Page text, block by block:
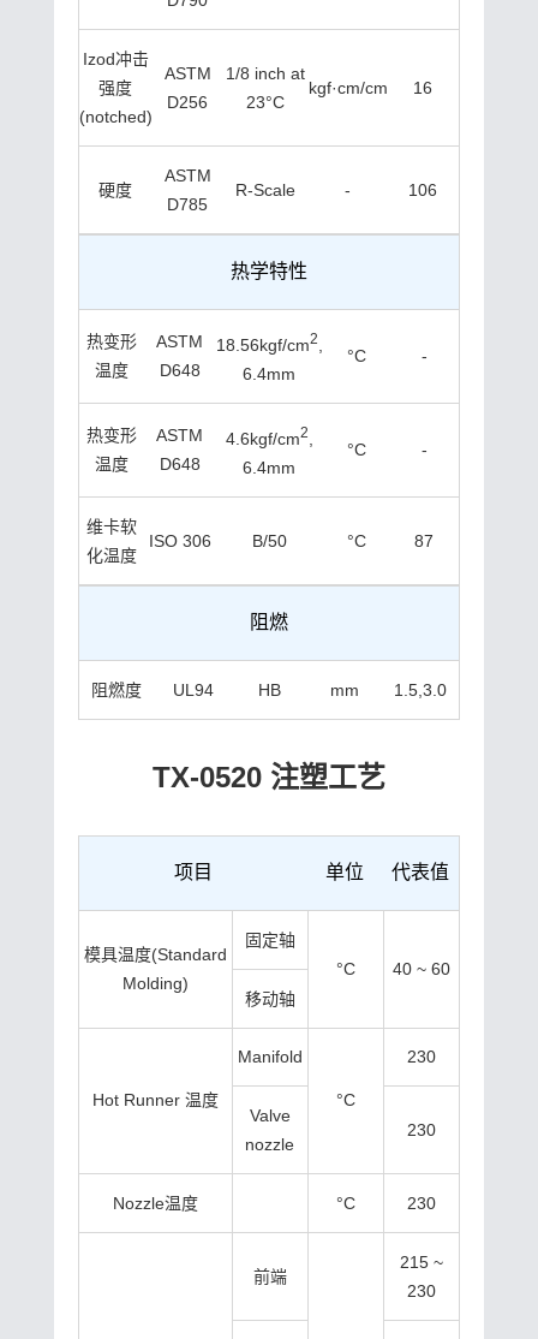
Izod冲击
强度
(notched)
ASTM
D256
1/8 inch at
23°C
kgf·cm/cm 16
硬度
ASTM
D785
R-Scale - 106
热学特性
热变形
温度
ASTM
D648
18.56kgf/cm2
6.4mm
°C -
热变形
温度
ASTM
D648
4.6kgf/cm2
6.4mm
°C -
维卡软
化温度
ISO 306 B/50 °C 87
阻燃
阻燃度 UL94 HB mm 1.5,3.0
TX-0520 注塑工艺
项目 单位 代表值
模具温度(Standard
Molding)
固定轴
°C
40 ~ 60
移动轴
Hot Runner 温度
Manifold
°C
230
Valve
nozzle
230
Nozzle温度 °C 230
前端
215 ~
230